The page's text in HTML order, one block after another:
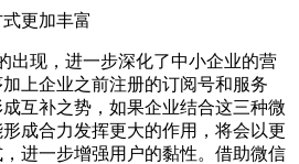
更加丰富
现，进一步深化了中小企业的营
上企业之前注册的订阅号和服务
互补之势，如果企业结合这三种微
成合力发挥更大的作用，将会以更
进一步增强用户的黏性。借助微信